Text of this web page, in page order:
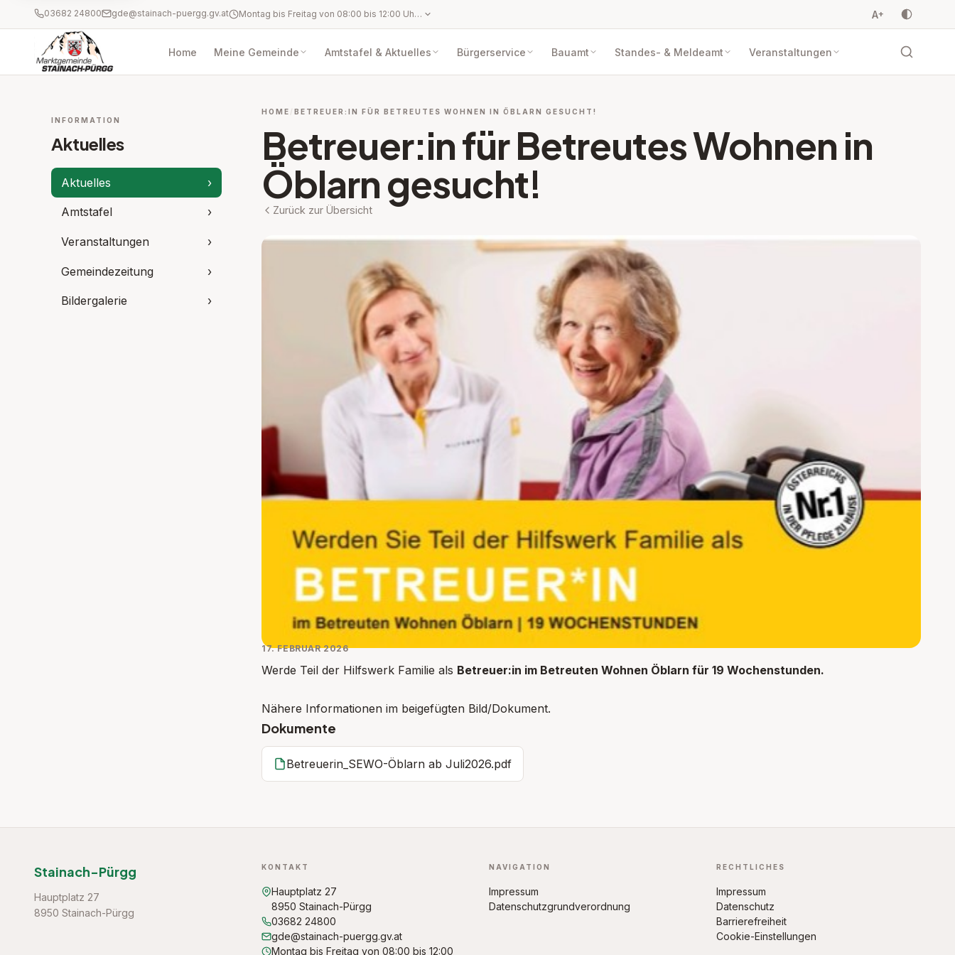
03682 24800 gde@stainach-puergg.gv.at Montag bis Freitag von 08:00 bis 12:00 Uhr und nach telefonischer Vereinbarung außerhalb der Öffnungszeiten A+
Home Meine Gemeinde Amtstafel & Aktuelles Bürgerservice Bauamt Standes- & Meldeamt Veranstaltungen
INFORMATION
Aktuelles
Aktuelles ›
Amtstafel ›
Veranstaltungen ›
Gemeindezeitung ›
Bildergalerie ›
HOME BETREUER:IN FÜR BETREUTES WOHNEN IN ÖBLARN GESUCHT!
Betreuer:in für Betreutes Wohnen in
Öblarn gesucht!
Zurück zur Übersicht
17. FEBRUAR 2026
Werde Teil der Hilfswerk Familie als Betreuer:in im Betreuten Wohnen Öblarn für 19 Wochenstunden.
Nähere Informationen im beigefügten Bild/Dokument.
Dokumente
Betreuerin_SEWO-Öblarn ab Juli2026.pdf
Stainach-Pürgg
Hauptplatz 27
8950 Stainach-Pürgg
KONTAKT
Hauptplatz 27
8950 Stainach-Pürgg
03682 24800
gde@stainach-puergg.gv.at
Montag bis Freitag von 08:00 bis 12:00
NAVIGATION
Impressum
Datenschutzgrundverordnung
RECHTLICHES
Impressum
Datenschutz
Barrierefreiheit
Cookie-Einstellungen